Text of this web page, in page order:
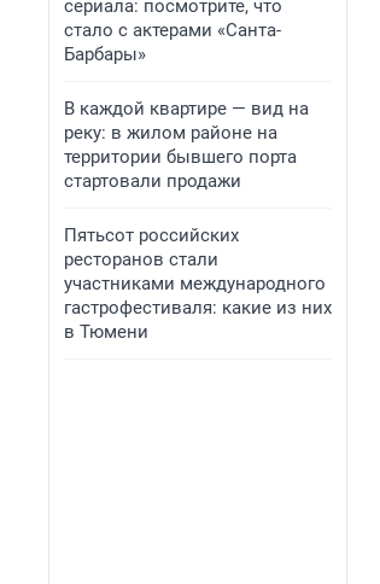
сериала: посмотрите, что
стало с актерами «Санта-
Барбары»
В каждой квартире — вид на
реку: в жилом районе на
территории бывшего порта
стартовали продажи
Пятьсот российских
ресторанов стали
участниками международного
гастрофестиваля: какие из них
в Тюмени